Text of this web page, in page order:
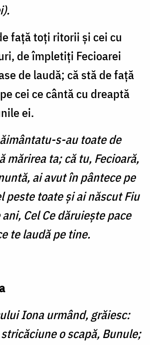
faţă toţi ritorii şi cei cu
de împletiţi Fecioarei
de laudă; că stă de faţă
cei ce cântă cu dreaptă
ei.
s-au toate de
mărirea ta; că tu, Fecioară,
ai avut în pântece pe
peste toate şi ai născut Fiu
Cel Ce dăruieşte pace
te laudă pe tine.
Iona urmând, grăiesc:
o scapă, Bunule;